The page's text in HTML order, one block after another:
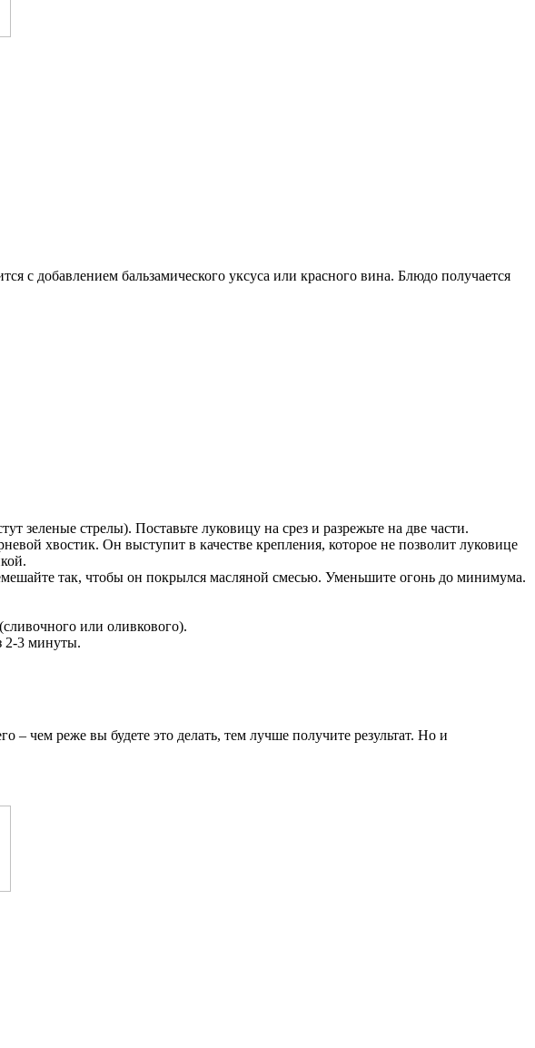
с добавлением бальзамического уксуса или красного вина. Блюдо получается
зеленые стрелы). Поставьте луковицу на срез и разрежьте на две части.
хвостик. Он выступит в качестве крепления, которое не позволит луковице
так, чтобы он покрылся масляной смесью. Уменьшите огонь до минимума.
или оливкового).
2-3 минуты.
– чем реже вы будете это делать, тем лучше получите результат. Но и